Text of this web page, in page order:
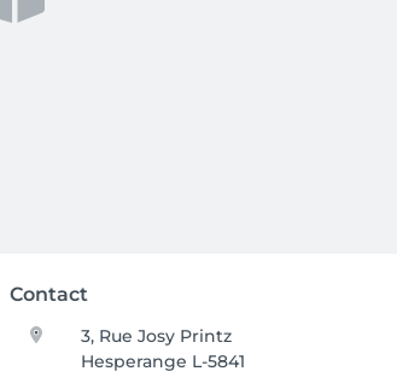
Contact
3, Rue Josy Printz
Hesperange L-5841